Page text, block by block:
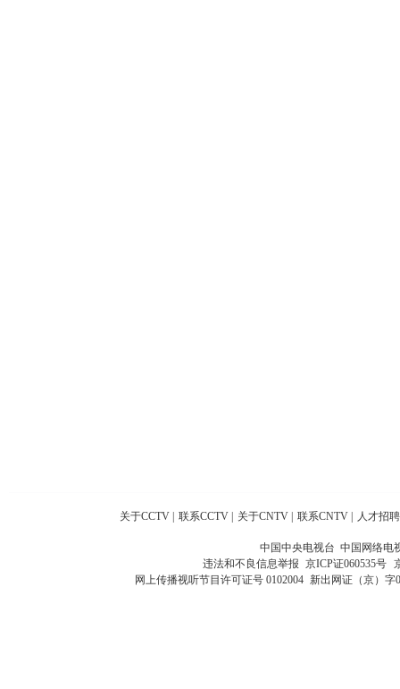
关于CCTV 联系CCTV 关于CNTV 联系CNTV 人才招聘
中国中央电视台 中国网络电
违法和不良信息举报 京ICP证060535号
网上传播视听节目许可证号 0102004 新出网证（京）